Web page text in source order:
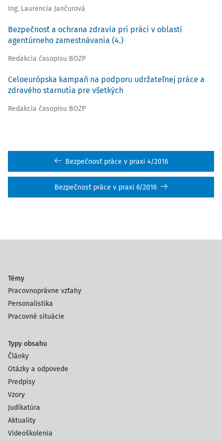
Ing. Laurencia Jančurová
Bezpečnosť a ochrana zdravia pri práci v oblasti
agentúrneho zamestnávania (4.)
Redakcia časopisu BOZP
Celoeurópska kampaň na podporu udržateľnej práce a
zdravého starnutia pre všetkých
Redakcia časopisu BOZP
Bezpečnosť práce v praxi 4/2016
Bezpečnosť práce v praxi 6/2016
Témy
Pracovnoprávne vzťahy
Personalistika
Pracovné situácie
Typy obsahu
Články
Otázky a odpovede
Predpisy
Vzory
Judikatúra
Aktuality
Videoškolenia